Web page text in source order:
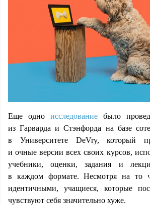
Еще одно исследование было
из Гарварда и Стэнфорда на базе
в Университете DeVry, который
и очные версии всех своих курсов,
учебники, оценки, задания и
в каждом формате. Несмотря на то
идентичными, учащиеся, которые
чувствуют себя значительно хуже.